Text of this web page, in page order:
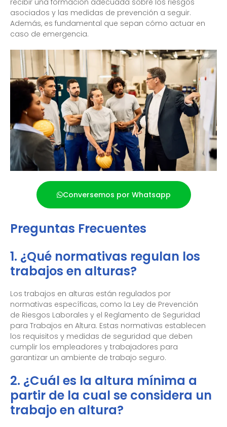
recibir una formación adecuada sobre los riesgos
asociados y las medidas de prevención a seguir.
Además, es fundamental que sepan cómo actuar en
caso de emergencia.
Conversemos por Whatsapp
Preguntas Frecuentes
1. ¿Qué normativas regulan los
trabajos en alturas?
Los trabajos en alturas están regulados por
normativas específicas, como la Ley de Prevención
de Riesgos Laborales y el Reglamento de Seguridad
para Trabajos en Altura. Estas normativas establecen
los requisitos y medidas de seguridad que deben
cumplir los empleadores y trabajadores para
garantizar un ambiente de trabajo seguro.
2. ¿Cuál es la altura mínima a
partir de la cual se considera un
trabajo en altura?